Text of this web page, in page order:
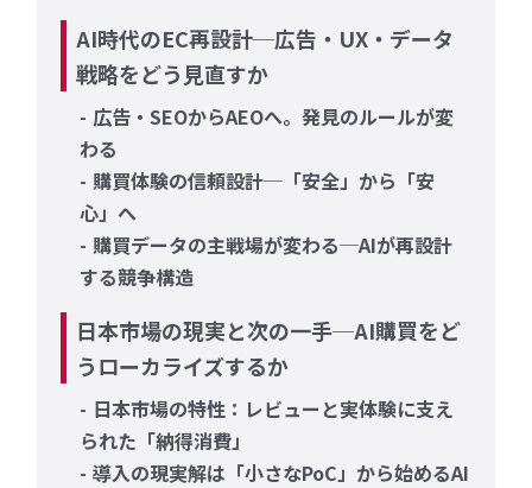
AI時代のEC再設計─広告・UX・データ
戦略をどう見直すか
広告・SEOからAEOへ。発見のルールが変
わる
購買体験の信頼設計─「安全」から「安
心」へ
購買データの主戦場が変わる─AIが再設計
する競争構造
日本市場の現実と次の一手─AI購買をど
うローカライズするか
日本市場の特性：レビューと実体験に支え
られた「納得消費」
導入の現実解は「小さなPoC」から始めるAI